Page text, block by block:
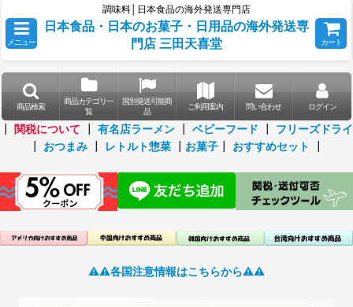
調味料│日本食品の海外発送専門店
メニュー
日本食品・日本のお菓子・日用品の海外発送専
門店 三田天喜堂
カート
商品検索
商品カテゴリ一
覧
国別発送可能商
品
ご利用案内 問い合わせ ログイン
関税について 有名店ラーメン ベビーフード
フリーズドライ
おつまみ レトルト惣菜 お菓子 おすすめセット
⚠️⚠️各国注意情報はこちらから⚠️⚠️